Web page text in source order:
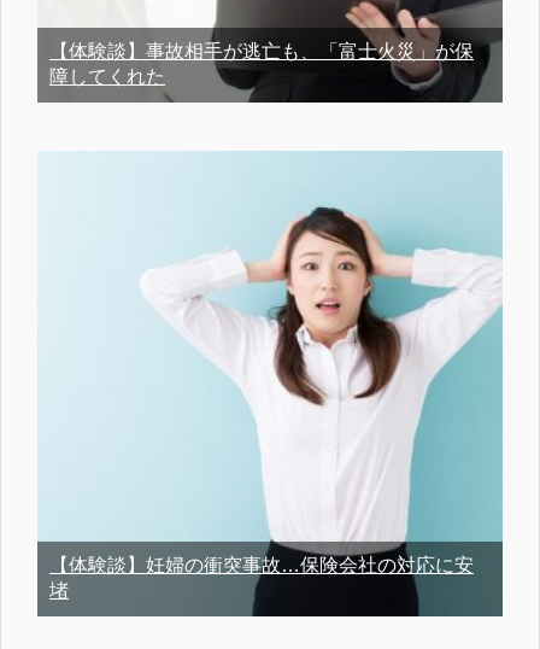
【体験談】事故相手が逃亡も、「富士火災」が保
障してくれた
【体験談】妊婦の衝突事故…保険会社の対応に安
堵